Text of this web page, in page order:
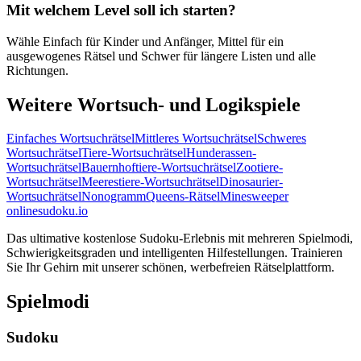
Mit welchem Level soll ich starten?
Wähle Einfach für Kinder und Anfänger, Mittel für ein
ausgewogenes Rätsel und Schwer für längere Listen und alle
Richtungen.
Weitere Wortsuch- und Logikspiele
Einfaches WortsuchrätselMittleres WortsuchrätselSchweres
WortsuchrätselTiere-WortsuchrätselHunderassen-
WortsuchrätselBauernhoftiere-WortsuchrätselZootiere-
WortsuchrätselMeerestiere-WortsuchrätselDinosaurier-
WortsuchrätselNonogrammQueens-RätselMinesweeper
onlinesudoku.io
Das ultimative kostenlose Sudoku-Erlebnis mit mehreren Spielmodi,
Schwierigkeitsgraden und intelligenten Hilfestellungen. Trainieren
Sie Ihr Gehirn mit unserer schönen, werbefreien Rätselplattform.
Spielmodi
Sudoku